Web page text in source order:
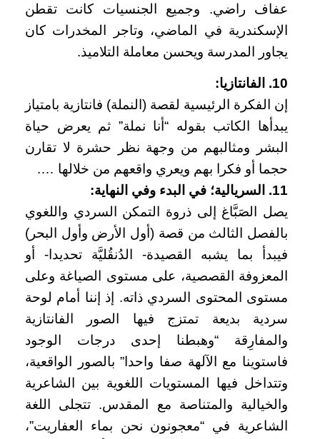
عفاف راضي. وجميع الجنسيات كانت تقطن
الإسكندرية في الماضي، وتاجر المخدرات كان
يجاور المدرسة ويحسن معاملة التلاميذ.
10. الفانتازيا:
إن الفكرة الرئيسية لقصة (النملة) فانتازية بامتياز
يبدأها الكاتب بقوله “أنا نملة” ثم يعرض حياة
البشر ومثالبهم من وجهة نظر حشرة لا تقارن
حجما أو فكرا بهم ويعري واقعهم من خلالها ….
11. السريالية؛ في البدء وفي النهاية:
يصل الصَبَّاغ إلى ذروة التمكن السردي واللغوي
بالفصل الثالث من قصة (أول الأرض وأول البحر)
فيبدأ بما يشبه القصيدة- الدُنقُليَّة تحديدا- أو
المعزوفة القصصية، على مستوى الصياغة وعلى
مستوى المحتوى السردي ذاته. إذ إننا أمام لوحة
سردية بديعة تمتزج فيها الصور الفانتازية
والمفارِقة “وهبطنا إحدى درجات الوجود
فاستوينا مع الآلهة صفا واحدا” بالصور الواقعية،
وتتداخل فيها المستويات اللغوية بين الشاعرية
والخيالية والمتناصة مع المقدس. تتجلى اللغة
الشاعرية في “معجونون نحن بماء العفاريت”،